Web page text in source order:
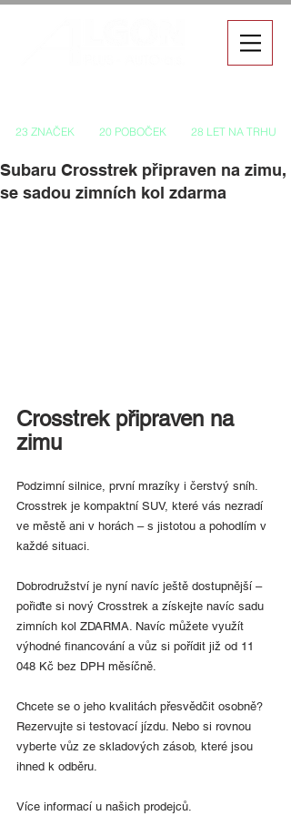
23 ZNAČEK 20 POBOČEK 28 LET NA TRHU
Subaru Crosstrek připraven na zimu,
se sadou zimních kol zdarma
Crosstrek připraven na
zimu
Podzimní silnice, první mrazíky i čerstvý sníh.
Crosstrek je kompaktní SUV, které vás nezradí
ve městě ani v horách – s jistotou a pohodlím v
každé situaci.
Dobrodružství je nyní navíc ještě dostupnější –
pořiďte si nový Crosstrek a získejte navíc sadu
zimních kol ZDARMA. Navíc můžete využít
výhodné financování a vůz si pořídit již od 11
048 Kč bez DPH měsíčně.
Chcete se o jeho kvalitách přesvědčit osobně?
Rezervujte si testovací jízdu. Nebo si rovnou
vyberte vůz ze skladových zásob, které jsou
ihned k odběru.
Více informací u našich prodejců.